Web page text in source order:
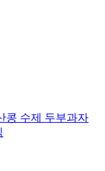
콩 수제 두부과자